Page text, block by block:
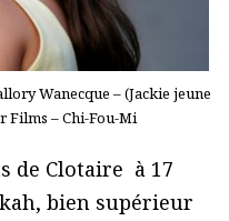
Wanecque – (Jackie jeune
Films – Chi-Fou-Mi
de Clotaire à 17
bien supérieur